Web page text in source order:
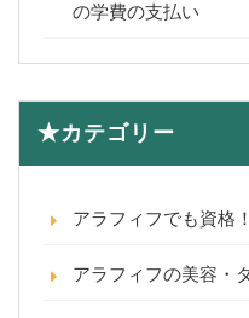
の学費の支払い
★カテゴリー
アラフィフでも資格！
アラフィフの美容・